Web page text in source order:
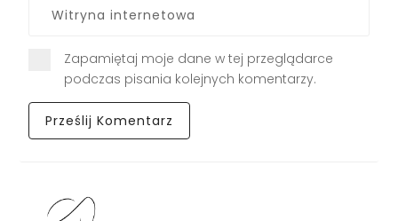
Zapamiętaj moje dane w tej przeglądarce
podczas pisania kolejnych komentarzy.